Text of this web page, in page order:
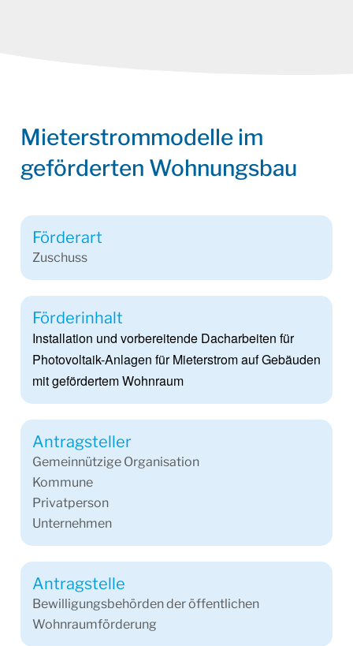
Mieterstrommodelle im
geförderten Wohnungsbau
Förderart
Zuschuss
Förderinhalt
Installation und vorbereitende Dacharbeiten für
Photovoltaik-Anlagen für Mieterstrom auf Gebäuden
mit gefördertem Wohnraum
Antragsteller
Gemeinnützige Organisation
Kommune
Privatperson
Unternehmen
Antragstelle
Bewilligungsbehörden der öffentlichen
Wohnraumförderung